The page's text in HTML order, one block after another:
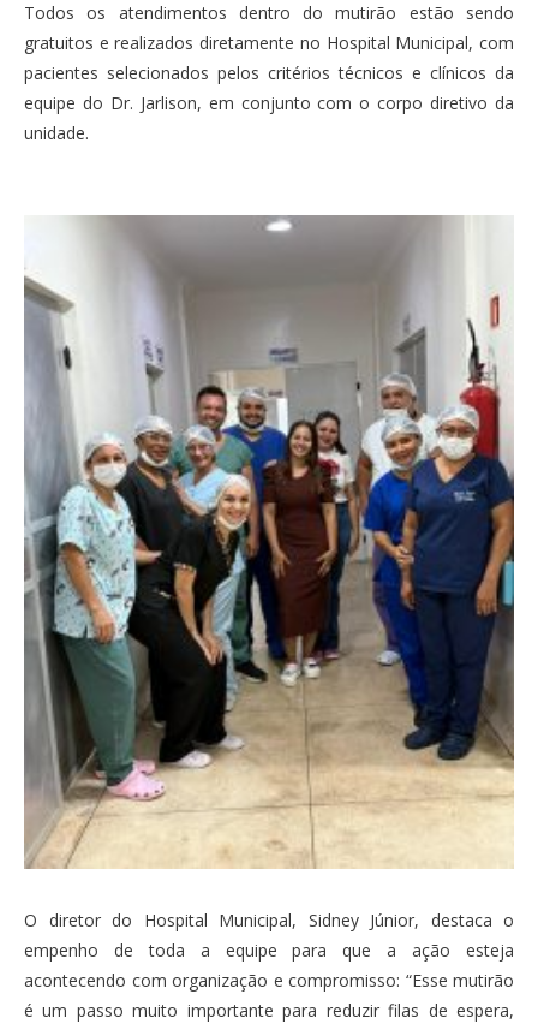
Todos os atendimentos dentro do mutirão estão sendo
gratuitos e realizados diretamente no Hospital Municipal, com
pacientes selecionados pelos critérios técnicos e clínicos da
equipe do Dr. Jarlison, em conjunto com o corpo diretivo da
unidade.
O diretor do Hospital Municipal, Sidney Júnior, destaca o
empenho de toda a equipe para que a ação esteja
acontecendo com organização e compromisso: “Esse mutirão
é um passo muito importante para reduzir filas de espera,